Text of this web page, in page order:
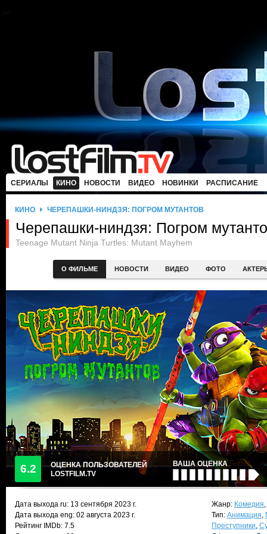
СЕРИАЛЫ КИНО НОВОСТИ ВИДЕО НОВИНКИ РАСПИСАНИЕ
КИНО ЧЕРЕПАШКИ-НИНДЗЯ: ПОГРОМ МУТАНТОВ
Черепашки-ниндзя: Погром
Teenage Mutant Ninja Turtles: Mutant Mayhem
О ФИЛЬМЕ НОВОСТИ ВИДЕО ФОТО
6.2
ОЦЕНКА ПОЛЬЗОВАТЕЛЕЙ
LOSTFILM.TV
ВАША ОЦЕНКА
Дата выхода ru: 13 сентября 2023 г.
Дата выхода eng: 02 августа 2023 г.
Рейтинг IMDb: 7.5
Жанр: Комедия,
Тип: Анимация,
Преступники,